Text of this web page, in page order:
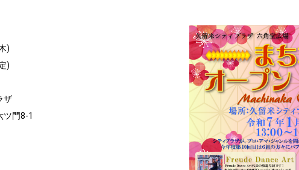
)
)
ザ
ツ門8-1